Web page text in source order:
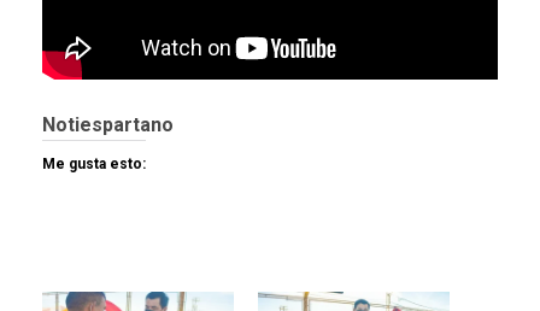
Notiespartano
Me gusta esto: